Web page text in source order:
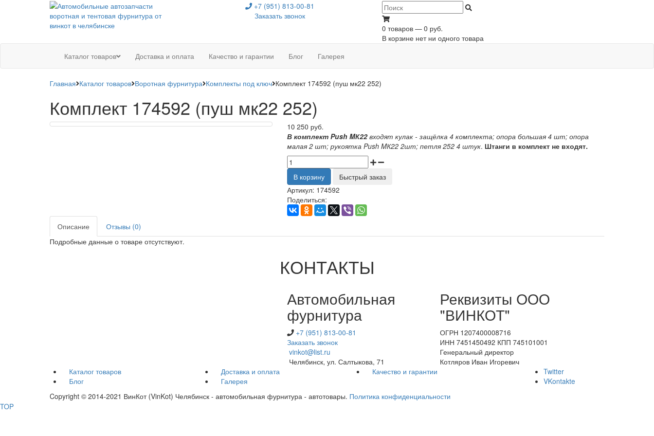
+7 (951) 813-00-81
Заказать звонок
0 товаров — 0 руб.
В корзине нет ни одного товара
Каталог товаров
Доставка и оплата Качество и гарантии Блог Галерея
Главная Каталог товаров Воротная фурнитура Комплекты под ключ Комплект 174592 (пуш мк22 252)
Комплект 174592 (пуш мк22 252)
10 250 руб.
В комплект Push MК22входят кулак - защёлка 4 комплекта; опора большая 4 шт; опора
малая 2 шт; рукоятка Push MК22 2шт; петля 252 4 штук. Штанги в комплект не входят.
В корзину
Быстрый заказ
Артикул: 174592
Поделиться:
Описание
Отзывы (0)
Подробные данные о товаре отсутствуют.
КОНТАКТЫ
Автомобильная
фурнитура
+7 (951) 813-00-81
Заказать звонок
vinkot@list.ru
Челябинск, ул. Салтыкова, 71
Реквизиты ООО
"ВИНКОТ"
ОГРН 1207400008716
ИНН 7451450492 КПП 745101001
Генеральный директор
Котляров Иван Игоревич
Каталог товаров
Доставка и оплата
Качество и гарантии
Блог
Галерея
Twitter
VKontakte
Copyright © 2014-2021 ВинКот (VinKot) Челябинск - автомобильная фурнитура - автотовары. Политика конфиденциальности
TOP